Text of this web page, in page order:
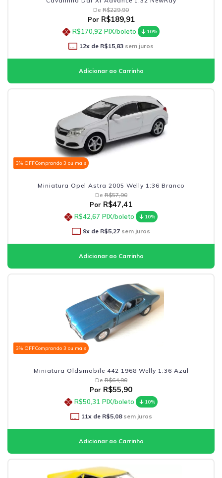
De R$229,90
Por R$189,91
R$170,92 PIX/boleto 10%
12x de R$15,83 sem juros
3% OFFComprando 3 ou mais
Miniatura Opel Astra 2005 Welly 1:36 Branco
De R$57,90
Por R$47,41
R$42,67 PIX/boleto 10%
9x de R$5,27 sem juros
3% OFFComprando 3 ou mais
Miniatura Oldsmobile 442 1968 Welly 1:36 Azul
De R$64,90
Por R$55,90
R$50,31 PIX/boleto 10%
11x de R$5,08sem juros